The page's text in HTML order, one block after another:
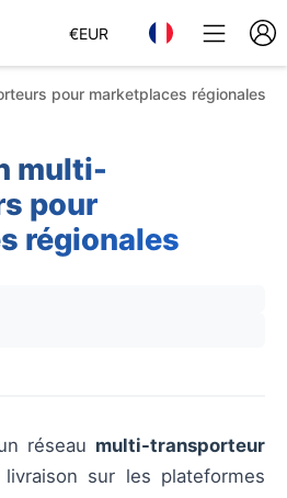
€EUR
pour marketplaces régionales
multi-
pour
régionales
réseau multi-transporteur
sur les plateformes